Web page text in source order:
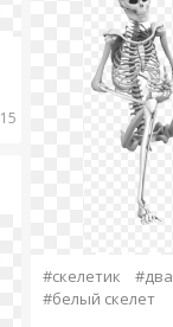
15
#скелетик
#белый скелет